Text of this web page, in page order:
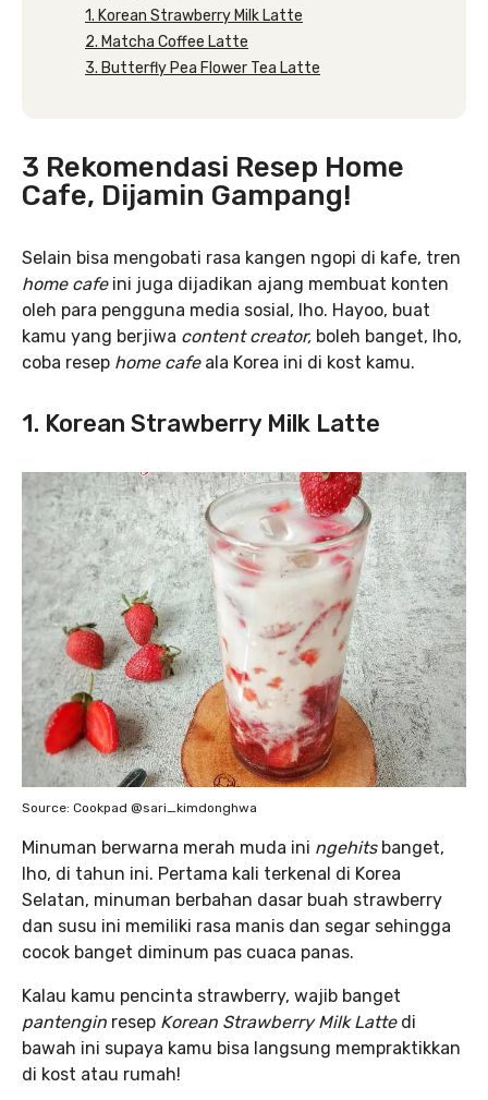
1. Korean Strawberry Milk Latte
2. Matcha Coffee Latte
3. Butterfly Pea Flower Tea Latte
3 Rekomendasi Resep Home
Cafe, Dijamin Gampang!
Selain bisa mengobati rasa kangen ngopi di kafe, tren
home cafe ini juga dijadikan ajang membuat konten
oleh para pengguna media sosial, lho. Hayoo, buat
kamu yang berjiwa content creator, boleh banget, lho,
coba resep home cafeala Korea ini di kost kamu.
1. Korean Strawberry Milk Latte
Source: Cookpad @sari_kimdonghwa
Minuman berwarna merah muda ini ngehitsbanget,
lho, di tahun ini. Pertama kali terkenal di Korea
Selatan, minuman berbahan dasar buah strawberry
dan susu ini memiliki rasa manis dan segar sehingga
cocok banget diminum pas cuaca panas.
Kalau kamu pencinta strawberry, wajib banget
pantengin resep Korean Strawberry Milk Latte di
bawah ini supaya kamu bisa langsung mempraktikkan
di kost atau rumah!